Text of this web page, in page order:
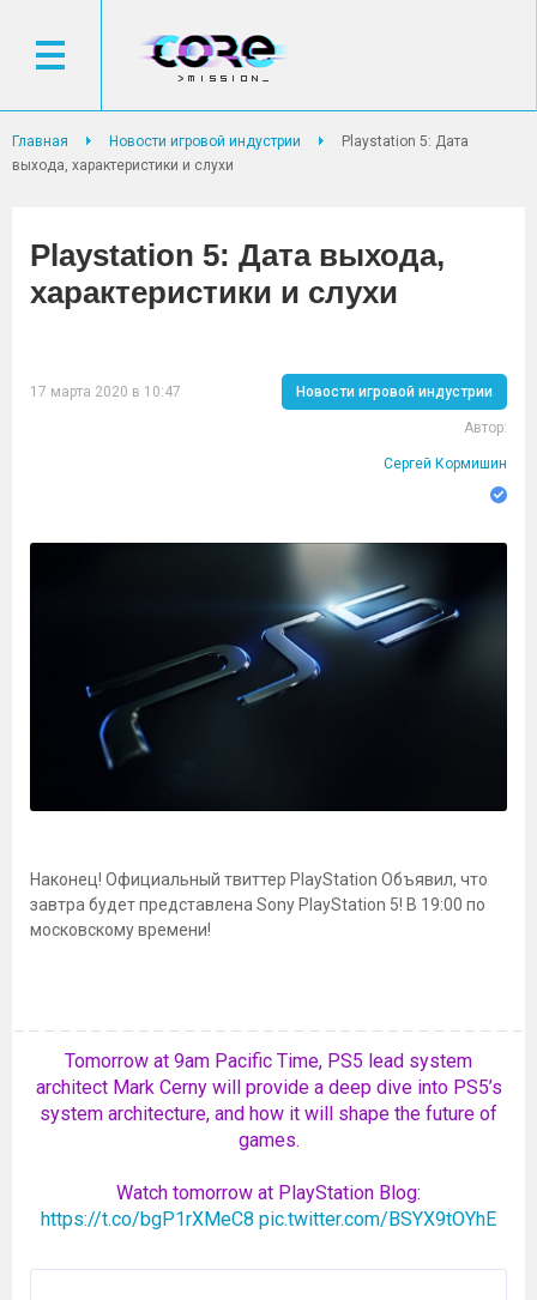
Главная Новости игровой индустрии
Playstation 5: Дата
выхода, характеристики и слухи
Playstation 5: Дата выхода,
характеристики и слухи
17 марта 2020 в 10:47 Новости игровой индустрии
Автор:
Сергей Кормишин
Наконец! Официальный твиттер PlayStation Объявил, что
завтра будет представлена Sony PlayStation 5! В 19:00 по
московскому времени!
Tomorrow at 9am Pacific Time, PS5 lead system
architect Mark Cerny will provide a deep dive into PS5’s
system architecture, and how it will shape the future of
games.
Watch tomorrow at PlayStation Blog:
https://t.co/bgP1rXMeC8 pic.twitter.com/BSYX9tOYhE